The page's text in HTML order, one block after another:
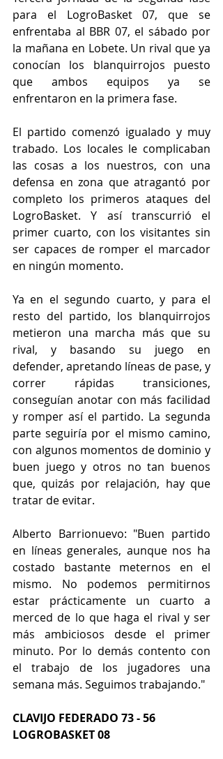
para el LogroBasket 07, que se
enfrentaba al BBR 07, el sábado por
la mañana en Lobete. Un rival que ya
conocían los blanquirrojos puesto
que ambos equipos ya se
enfrentaron en la primera fase.
El partido comenzó igualado y muy
trabado. Los locales le complicaban
las cosas a los nuestros, con una
defensa en zona que atragantó por
completo los primeros ataques del
LogroBasket. Y así transcurrió el
primer cuarto, con los visitantes sin
ser capaces de romper el marcador
en ningún momento.
Ya en el segundo cuarto, y para el
resto del partido, los blanquirrojos
metieron una marcha más que su
rival, y basando su juego en
defender, apretando líneas de pase, y
correr rápidas transiciones,
conseguían anotar con más facilidad
y romper así el partido. La segunda
parte seguiría por el mismo camino,
con algunos momentos de dominio y
buen juego y otros no tan buenos
que, quizás por relajación, hay que
tratar de evitar.
Alberto Barrionuevo: "Buen partido
en líneas generales, aunque nos ha
costado bastante meternos en el
mismo. No podemos permitirnos
estar prácticamente un cuarto a
merced de lo que haga el rival y ser
más ambiciosos desde el primer
minuto. Por lo demás contento con
el trabajo de los jugadores una
semana más. Seguimos trabajando."
CLAVIJO FEDERADO 73 - 56
LOGROBASKET 08